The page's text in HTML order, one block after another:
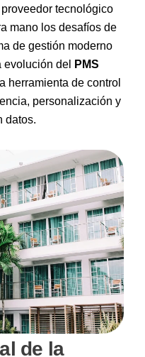
tecnológico
mano los desafíos de
de gestión moderno
evolución del
PMS
herramienta de control
personalización y
datos.
de la